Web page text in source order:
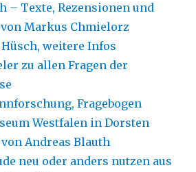
– Texte, Rezensionen und
Markus Chmielorz
weitere Infos
zu allen Fragen der
Fragebogen
Westfalen in Dorsten
Andreas Blauth
neu oder anders nutzen aus